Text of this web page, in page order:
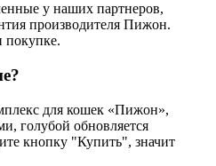
у наших партнеров,
производителя Пижон.
покупке.
для кошек «Пижон»,
голубой обновляется
кнопку "Купить", значит